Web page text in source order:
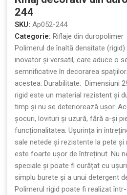
244
SKU: Ap052-244
Categorie: Riflaje din duropolimer
Polimerul de înaltă densitate
inovator și versatil, care aduce o
semnificative în decorarea
acestea: Durabilitate: Dimensiuni
rigid este un material rezistent și
timp și nu se deteriorează ușor.
șocuri, lovituri și uzură, fără a-și
funcționalitatea. Ușurința în
sale netede și rezistente la pete și
este foarte ușor de întreținut. Nu
speciale și poate fi curățat cu
simplu burete și a unui detergent
Polimerul rigid poate fi realizat